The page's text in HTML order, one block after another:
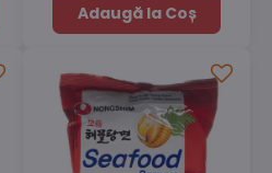
Adaugă la Coș